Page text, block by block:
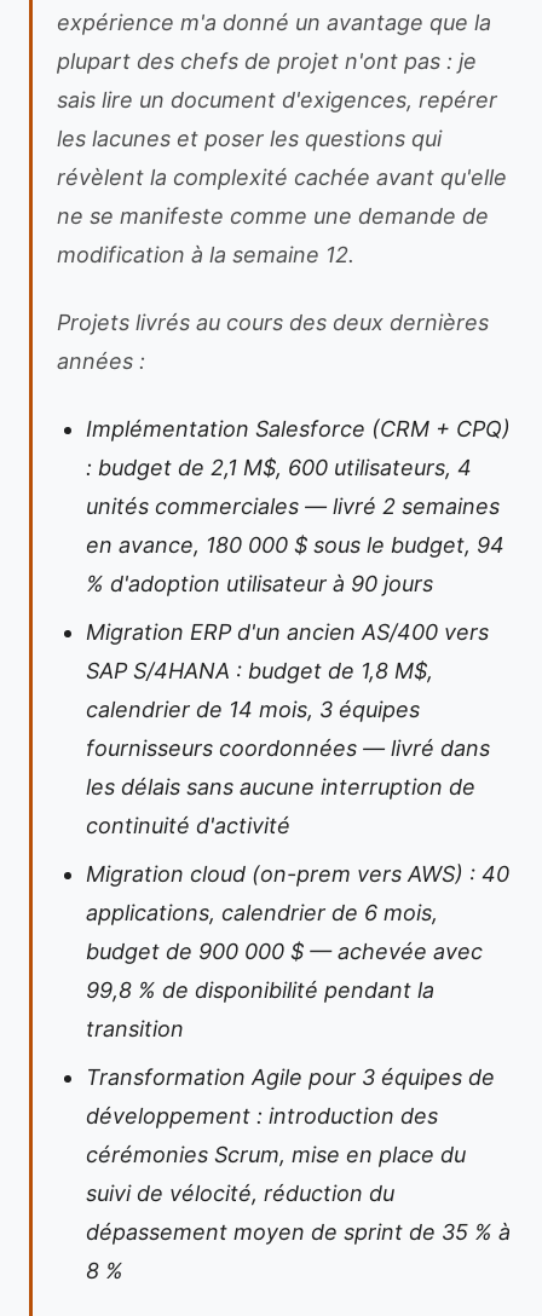
expérience m'a donné un avantage que la
plupart des chefs de projet n'ont pas : je
sais lire un document d'exigences, repérer
les lacunes et poser les questions qui
révèlent la complexité cachée avant qu'elle
ne se manifeste comme une demande de
modification à la semaine 12.
Projets livrés au cours des deux dernières
années :
Implémentation Salesforce (CRM + CPQ)
: budget de 2,1 M$, 600 utilisateurs, 4
unités commerciales — livré 2 semaines
en avance, 180 000 $ sous le budget, 94
% d'adoption utilisateur à 90 jours
Migration ERP d'un ancien AS/400 vers
SAP S/4HANA : budget de 1,8 M$,
calendrier de 14 mois, 3 équipes
fournisseurs coordonnées — livré dans
les délais sans aucune interruption de
continuité d'activité
Migration cloud (on-prem vers AWS) : 40
applications, calendrier de 6 mois,
budget de 900 000 $ — achevée avec
99,8 % de disponibilité pendant la
transition
Transformation Agile pour 3 équipes de
développement : introduction des
cérémonies Scrum, mise en place du
suivi de vélocité, réduction du
dépassement moyen de sprint de 35 % à
8 %